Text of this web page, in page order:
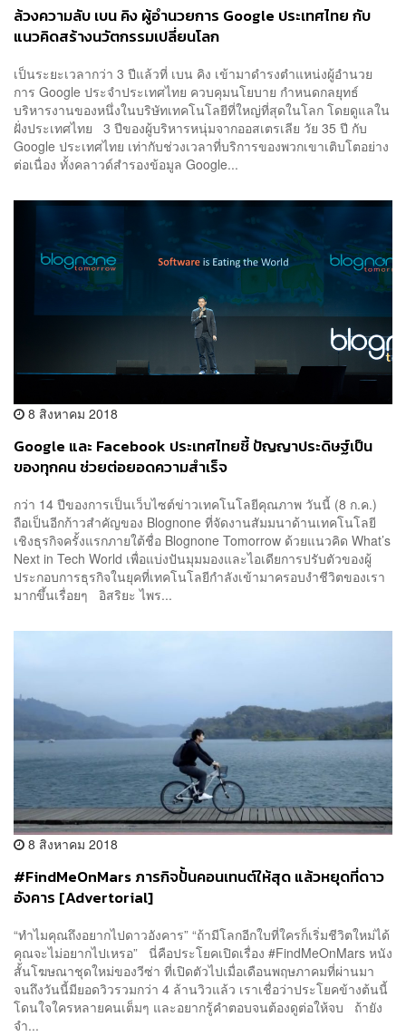
ล้วงความลับ เบน คิง ผู้อำนวยการ Google ประเทศไทย กับ
แนวคิดสร้างนวัตกรรมเปลี่ยนโลก
เป็นระยะเวลากว่า 3 ปีแล้วที่ เบน คิง เข้ามาดำรงตำแหน่งผู้อำนวย
การ Google ประจำประเทศไทย ควบคุมนโยบาย กำหนดกลยุทธ์
บริหารงานของหนึ่งในบริษัทเทคโนโลยีที่ใหญ่ที่สุดในโลก โดยดูแลใน
ฝั่งประเทศไทย 3 ปีของผู้บริหารหนุ่มจากออสเตรเลีย วัย 35 ปี กับ
Google ประเทศไทย เท่ากับช่วงเวลาที่บริการของพวกเขาเติบโตอย่าง
ต่อเนื่อง ทั้งคลาวด์สำรองข้อมูล Google...
8 สิงหาคม 2018
Google และ Facebook ประเทศไทยชี้ ปัญญาประดิษฐ์เป็น
ของทุกคน ช่วยต่อยอดความสำเร็จ
กว่า 14 ปีของการเป็นเว็บไซต์ข่าวเทคโนโลยีคุณภาพ วันนี้ (8 ก.ค.)
ถือเป็นอีกก้าวสำคัญของ Blognone ที่จัดงานสัมมนาด้านเทคโนโลยี
เชิงธุรกิจครั้งแรกภายใต้ชื่อ Blognone Tomorrow ด้วยแนวคิด What’s
Next in Tech World เพื่อแบ่งปันมุมมองและไอเดียการปรับตัวของผู้
ประกอบการธุรกิจในยุคที่เทคโนโลยีกำลังเข้ามาครอบงำชีวิตของเรา
มากขึ้นเรื่อยๆ อิสริยะ ไพร...
8 สิงหาคม 2018
#FindMeOnMars ภารกิจปั้นคอนเทนต์ให้สุด แล้วหยุดที่ดาว
อังคาร [Advertorial]
“ทำไมคุณถึงอยากไปดาวอังคาร” “ถ้ามีโลกอีกใบที่ใครก็เริ่มชีวิตใหม่ได้
คุณจะไม่อยากไปเหรอ” นี่คือประโยคเปิดเรื่อง #FindMeOnMars หนัง
สั้นโฆษณาชุดใหม่ของวีซ่า ที่เปิดตัวไปเมื่อเดือนพฤษภาคมที่ผ่านมา
จนถึงวันนี้มียอดวิวรวมกว่า 4 ล้านวิวแล้ว เราเชื่อว่าประโยคข้างต้นนี้
โดนใจใครหลายคนเต็มๆ และอยากรู้คำตอบจนต้องดูต่อให้จบ ถ้ายัง
จำ...